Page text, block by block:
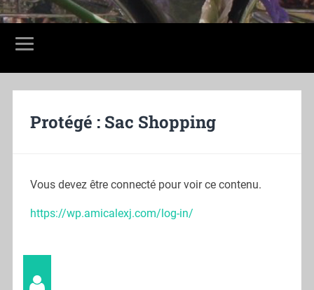
Protégé : Sac Shopping
Vous devez être connecté pour voir ce contenu.
https://wp.amicalexj.com/log-in/